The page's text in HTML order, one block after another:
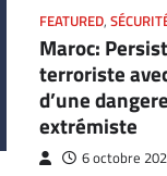
FEATURED,
Maroc:
terroriste
d’une
extrémiste
6 octobre